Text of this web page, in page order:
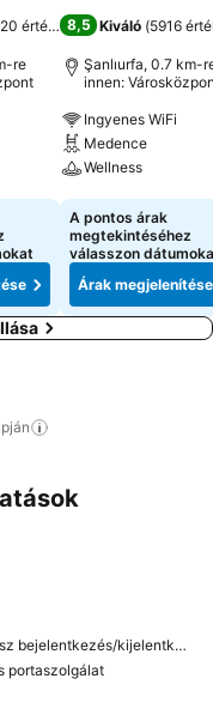
értékelés)
re
8,5 Kiváló (5916
Şanlıurfa, 0.7 km-
innen:
Ingyenes WiFi
Medence
Wellness
Árak
A pontos árak
megtekintéséhez
válasszon
Árak megjelenítése
Expressz bejelentkezés/kijelentkezés
portaszolgálat